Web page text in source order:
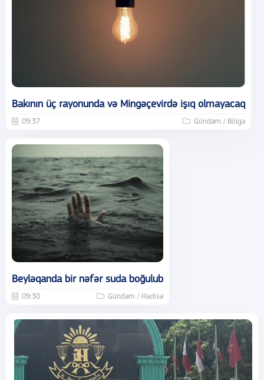
Bakının üç rayonunda və Mingəçevirdə işıq olmayacaq
09:37 Gündəm / Bölgə
Beyləqanda bir nəfər suda boğulub
09:30 Gündəm / Hadisə